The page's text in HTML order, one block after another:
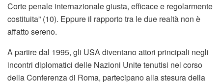
Corte penale internazionale giusta, efficace e regolarmente
costituita” (10). Eppure il rapporto tra le due realtà non è
affatto sereno.
A partire dal 1995, gli USA diventano attori principali negli
incontri diplomatici delle Nazioni Unite tenutisi nel corso
della Conferenza di Roma, partecipano alla stesura della